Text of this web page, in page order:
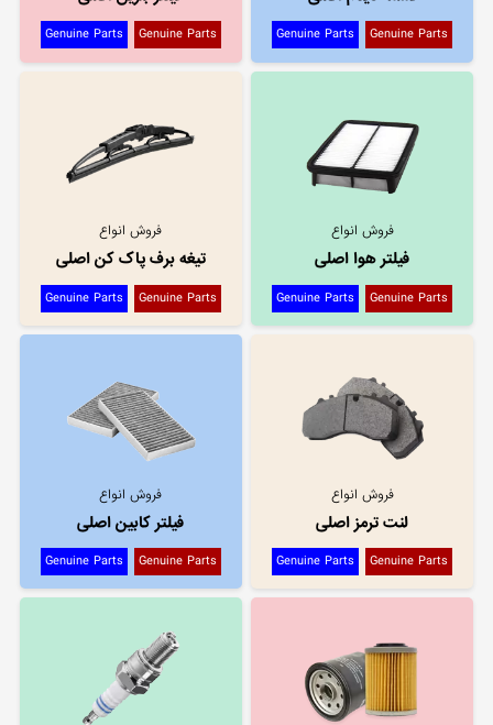
Genuine Parts
Genuine Parts
Genuine Parts
Genuine Parts
فروش انواع
فیلتر هوا اصلی
Genuine Parts
Genuine Parts
فروش انواع
تیغه برف پاک کن اصلی
Genuine Parts
Genuine Parts
فروش انواع
لنت ترمز اصلی
Genuine Parts
Genuine Parts
فروش انواع
فیلتر کابین اصلی
Genuine Parts
Genuine Parts